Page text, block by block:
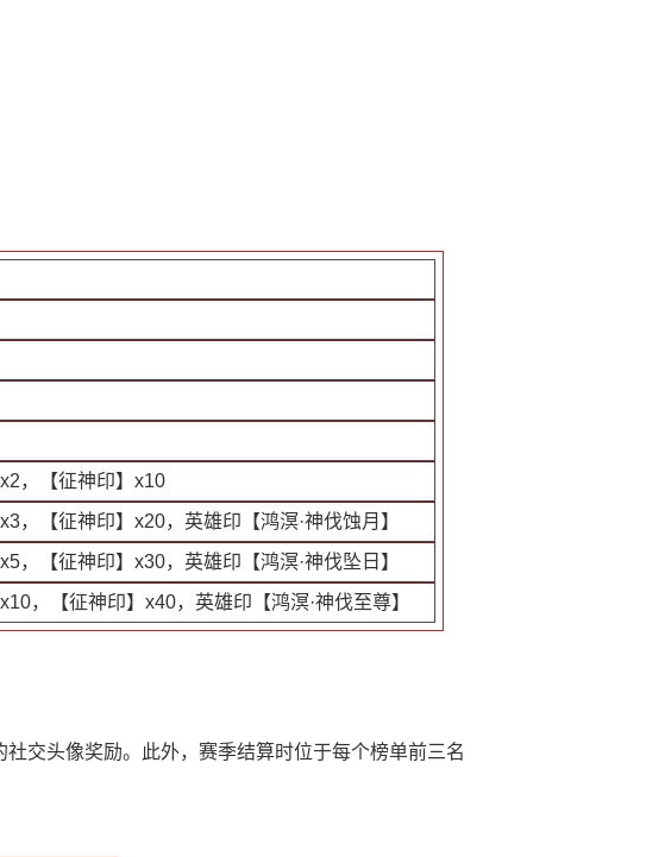
，【征神印】x10
，【征神印】x20，英雄印【鸿溟·神伐蚀月】
，【征神印】x30，英雄印【鸿溟·神伐坠日】
，【征神印】x40，英雄印【鸿溟·神伐至尊】
交头像奖励。此外，赛季结算时位于每个榜单前三名